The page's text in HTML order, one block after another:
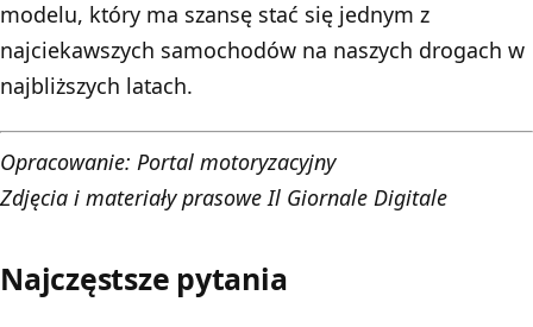
modelu, który ma szansę stać się jednym z
najciekawszych samochodów na naszych drogach w
najbliższych latach.
Opracowanie: Portal motoryzacyjny
Zdjęcia i materiały prasowe Il Giornale Digitale
Najczęstsze pytania